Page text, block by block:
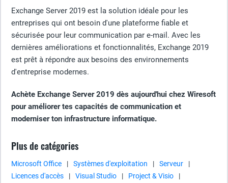
Exchange Server 2019 est la solution idéale pour les
entreprises qui ont besoin d'une plateforme fiable et
sécurisée pour leur communication par e-mail. Avec les
dernières améliorations et fonctionnalités, Exchange 2019
est prêt à répondre aux besoins des environnements
d'entreprise modernes.
Achète Exchange Server 2019 dès aujourd'hui chez Wiresoft
pour améliorer tes capacités de communication et
moderniser ton infrastructure informatique.
Plus de catégories
Microsoft Office | Systèmes d'exploitation | Serveur
|
Licences d'accès
| Visual Studio | Project & Visio
|